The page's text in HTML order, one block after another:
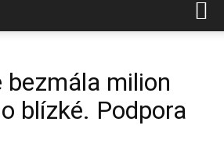
bezmála milion
blízké. Podpora